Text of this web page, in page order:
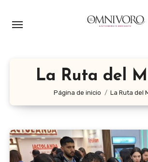
La Ruta del
Página de inicio La Ruta del